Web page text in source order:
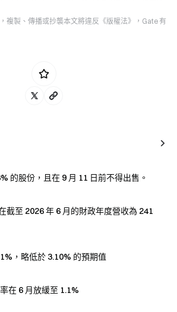
複製、傳播或抄襲本文將違反《版權法》，Gate 有
的股份，且在 9 月 11 日前不得出售。
截至 2026 年 6 月的財政年度營收為 241
，略低於 3.10% 的預期值
在 6 月放緩至 1.1%